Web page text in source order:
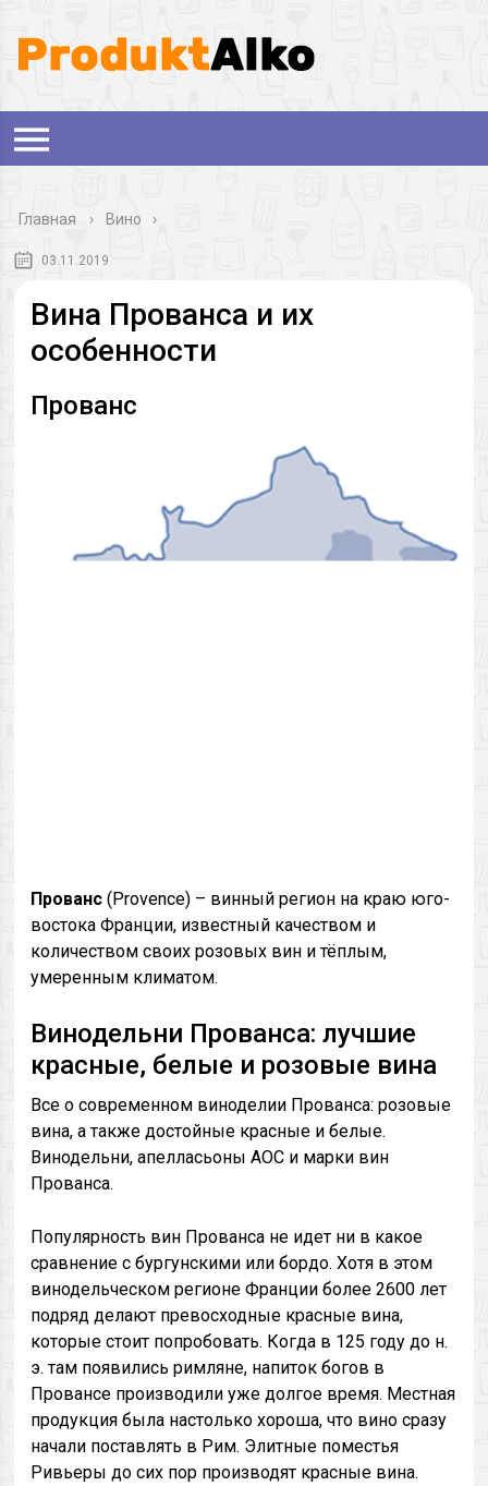
Главная › Вино
03.11.2019
Вина Прованса и их
особенности
Прованс
Прованс (Provence) – винный регион на краю юго-
востока Франции, известный качеством и
количеством своих розовых вин и тёплым,
умеренным климатом.
Винодельни Прованса: лучшие
красные, белые и розовые вина
Все о современном виноделии Прованса: розовые
вина, а также достойные красные и белые.
Винодельни, апелласьоны AOC и марки вин
Прованса.
Популярность вин Прованса не идет ни в какое
сравнение с бургунскими или бордо. Хотя в этом
винодельческом регионе Франции более 2600 лет
подряд делают превосходные красные вина,
которые стоит попробовать. Когда в 125 году до н.
э. там появились римляне, напиток богов в
Провансе производили уже долгое время. Местная
продукция была настолько хороша, что вино сразу
начали поставлять в Рим. Элитные поместья
Ривьеры до сих пор производят красные вина.